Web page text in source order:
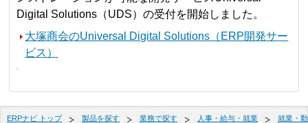
Digital Solutions（UDS）の受付を開始しました。
大塚商会のUniversal Digital Solutions（ERP開発サー
ビス）
ERPナビ トップ 製品を探す 業務で探す 人事・給与・就業
就業・勤